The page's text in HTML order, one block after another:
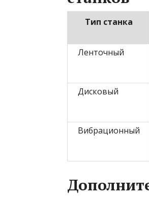
Тип станка
Ленточный
Дисковый
Вибрационный